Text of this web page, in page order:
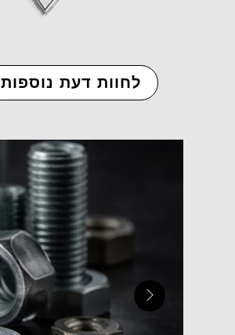
לחוות דעת נוספות